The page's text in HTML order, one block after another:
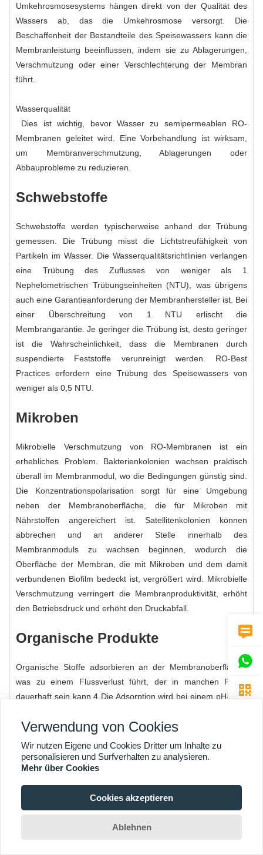
Umkehrosmosesystems hängen direkt von der Qualität des
Wassers ab, das die Umkehrosmose versorgt. Die
Beschaffenheit der Bestandteile des Speisewassers kann die
Membranleistung beeinflussen, indem sie zu Ablagerungen,
Verschmutzung oder einer Verschlechterung der Membran
führt.
Wasserqualität
Dies ist wichtig, bevor Wasser zu semipermeablen RO-
Membranen geleitet wird. Eine Vorbehandlung ist wirksam,
um Membranverschmutzung, Ablagerungen oder
Abbauprobleme zu reduzieren.
Schwebstoffe
Schwebstoffe werden typischerweise anhand der Trübung
gemessen. Die Trübung misst die Lichtstreufähigkeit von
Partikeln im Wasser. Die Wasserqualitätsrichtlinien verlangen
eine Trübung des Zuflusses von weniger als 1
Nephelometrischen Trübungseinheiten (NTU), was übrigens
auch eine Garantieanforderung der Membranhersteller ist. Bei
einer Überschreitung von 1 NTU erlischt die
Membrangarantie. Je geringer die Trübung ist, desto geringer
ist die Wahrscheinlichkeit, dass die Membranen durch
suspendierte Feststoffe verunreinigt werden. RO-Best
Practices erfordern eine Trübung des Speisewassers von
weniger als 0,5 NTU.
Mikroben
Mikrobielle Verschmutzung von RO-Membranen ist ein
erhebliches Problem. Bakterienkolonien wachsen praktisch
überall im Membranmodul, wo die Bedingungen günstig sind.
Die Konzentrationspolarisation sorgt für eine Umgebung
neben der Membranoberfläche, die für Mikroben mit
Nährstoffen angereichert ist. Satellitenkolonien können
abbrechen und an anderer Stelle innerhalb des
Membranmoduls zu wachsen beginnen, wodurch die
Oberfläche der Membran, die mit Mikroben und dem damit
verbundenen Biofilm bedeckt ist, vergrößert wird. Mikrobielle
Verschmutzung verringert die Membranproduktivität, erhöht
den Betriebsdruck und erhöht den Druckabfall.
Organische Produkte
Organische Stoffe adsorbieren an der Membranoberfläche,
was zu einem Flussverlust führt, der in manchen Fällen
dauerhaft sein kann.4 Die Adsorption wird bei einem pH-Wert
positiv geladen sind. Besonders problematisch sind
emulgierte organische Stoffe, die einen organischen Film auf
der Membranoberfläche bilden können. Organischer Bewuchs
verstärkt den mikrobiellen Bewuchs, da viele organische
Stoffe Nährstoffe für Mikroben sind. Es wird empfohlen, dass
die organische Konzentration, gemessen am gesamten
um das Fouling-Potenzial zu minimieren. Organische



Verwendung von Cookies
Wir nutzen Eigene und Cookies Dritter um Inhalte zu
personalisieren und Surfverhalten zu analysieren.
Mehr über Cookies
Cookies akzeptieren
Ablehnen